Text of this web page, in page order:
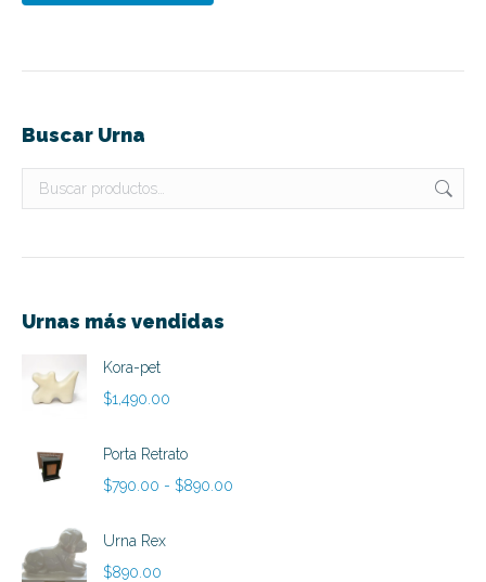
Buscar Urna
Urnas más vendidas
Kora-pet
$1,490.00
Porta Retrato
$790.00 - $890.00
Urna Rex
$890.00